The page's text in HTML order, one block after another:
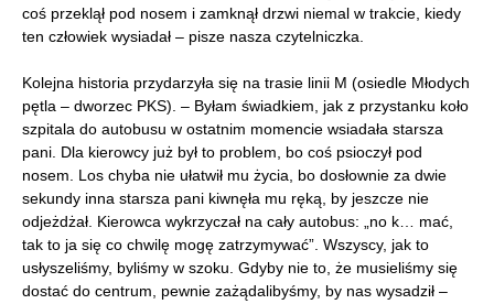
coś przeklął pod nosem i zamknął drzwi niemal w trakcie, kiedy
ten człowiek wysiadał – pisze nasza czytelniczka.
Kolejna historia przydarzyła się na trasie linii M (osiedle Młodych
pętla – dworzec PKS). – Byłam świadkiem, jak z przystanku koło
szpitala do autobusu w ostatnim momencie wsiadała starsza
pani. Dla kierowcy już był to problem, bo coś psioczył pod
nosem. Los chyba nie ułatwił mu życia, bo dosłownie za dwie
sekundy inna starsza pani kiwnęła mu ręką, by jeszcze nie
odjeżdżał. Kierowca wykrzyczał na cały autobus: „no k… mać,
tak to ja się co chwilę mogę zatrzymywać”. Wszyscy, jak to
usłyszeliśmy, byliśmy w szoku. Gdyby nie to, że musieliśmy się
dostać do centrum, pewnie zażądalibyśmy, by nas wysadził –